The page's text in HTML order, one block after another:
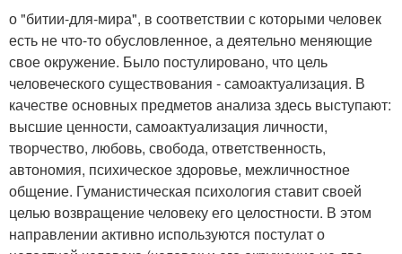
о "битии-для-мира", в соответствии с которыми человек
есть не что-то обусловленное, а деятельно меняющие
свое окружение. Было постулировано, что цель
человеческого существования - самоактуализация. В
качестве основных предметов анализа здесь выступают:
высшие ценности, самоактуализация личности,
творчество, любовь, свобода, ответственность,
автономия, психическое здоровье, межличностное
общение. Гуманистическая психология ставит своей
целью возвращение человеку его целостности. В этом
направлении активно используются постулат о